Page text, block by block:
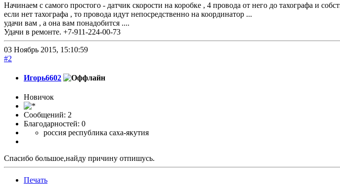
Начинаем с самого простого - датчик скорости на коробке , 4 провода от него до тахографа и
если нет тахографа , то провода идут непосредственно на координатор ...
удачи вам , а она вам понадобится ....
Удачи в ремонте. +7-911-224-00-73
03 Ноябрь 2015, 15:10:59
#2
Игорь6602
Новичок
Сообщений: 2
Благодарностей: 0
россия республика саха-якутия
Спасибо большое,найду причину отпишусь.
Печать